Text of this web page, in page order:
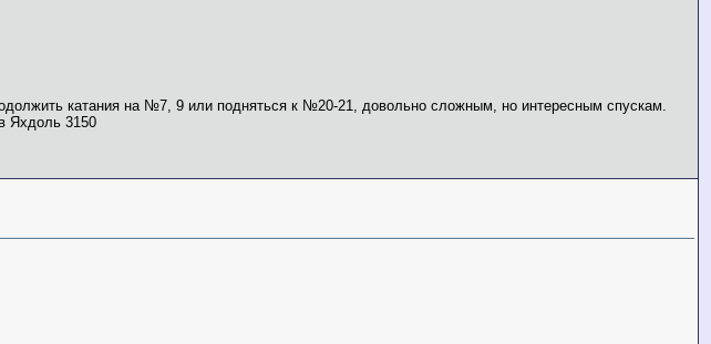
катания на №7, 9 или подняться к №20-21, довольно сложным, но интересным спускам.
Яхдоль 3150